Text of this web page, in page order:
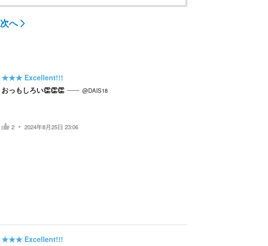
次へ
★★★ Excellent!!!
おっもしろい👏👏👏
@DAIS18
2 2024年8月25日 23:06
★★★ Excellent!!!